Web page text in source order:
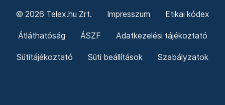
© 2026 Telex.hu Zrt. Impresszum Etikai kódex
Átláthatóság ÁSZF Adatkezelési tájékoztató
Sütitájékoztató Süti beállítások Szabályzatok